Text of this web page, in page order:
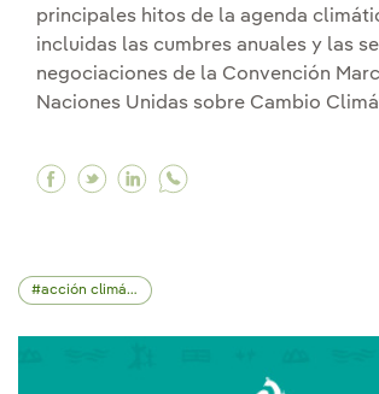
principales hitos de la agenda
incluidas las cumbres anuales y las
negociaciones de la Convención
Naciones Unidas sobre Cambio
Facebook Activa implicación
Twitter Activa
Linkedin Activa
acción climática